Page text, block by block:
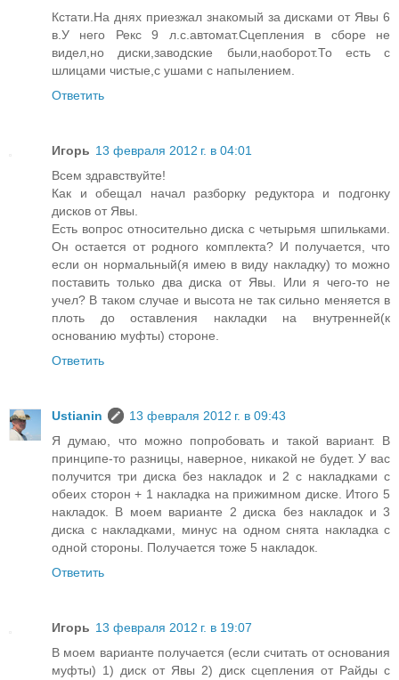
Кстати.На днях приезжал знакомый за дисками от Явы 6
в.У него Рекс 9 л.с.автомат.Сцепления в сборе не
видел,но диски,заводские были,наоборот.То есть с
шлицами чистые,с ушами с напылением.
Ответить
Игорь 13 февраля 2012 г. в 04:01
Всем здравствуйте!
Как и обещал начал разборку редуктора и подгонку
дисков от Явы.
Есть вопрос относительно диска с четырьмя шпильками.
Он остается от родного комплекта? И получается, что
если он нормальный(я имею в виду накладку) то можно
поставить только два диска от Явы. Или я чего-то не
учел? В таком случае и высота не так сильно меняется в
плоть до оставления накладки на внутренней(к
основанию муфты) стороне.
Ответить
Ustianin
13 февраля 2012 г. в 09:43
Я думаю, что можно попробовать и такой вариант. В
принципе-то разницы, наверное, никакой не будет. У вас
получится три диска без накладок и 2 с накладками с
обеих сторон + 1 накладка на прижимном диске. Итого 5
накладок. В моем варианте 2 диска без накладок и 3
диска с накладками, минус на одном снята накладка с
одной стороны. Получается тоже 5 накладок.
Ответить
Игорь 13 февраля 2012 г. в 19:07
В моем варианте получается (если считать от основания
муфты) 1) диск от Явы 2) диск сцепления от Райды с